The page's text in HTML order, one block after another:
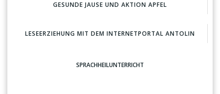
GESUNDE JAUSE UND AKTION APFEL
LESEERZIEHUNG MIT DEM INTERNETPORTAL ANTOLIN
SPRACHHEILUNTERRICHT